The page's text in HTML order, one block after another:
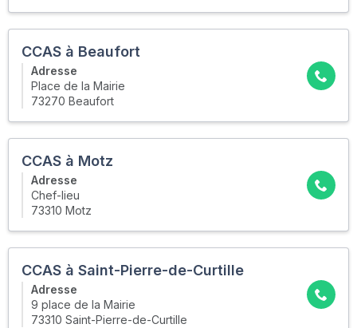
CCAS à Beaufort
Adresse
Place de la Mairie
73270 Beaufort
CCAS à Motz
Adresse
Chef-lieu
73310 Motz
CCAS à Saint-Pierre-de-Curtille
Adresse
9 place de la Mairie
73310 Saint-Pierre-de-Curtille